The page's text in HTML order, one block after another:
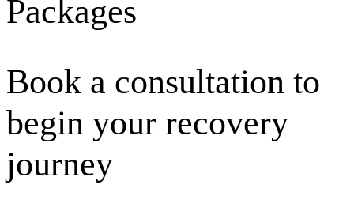
Packages
Book a consultation to
begin your recovery
journey